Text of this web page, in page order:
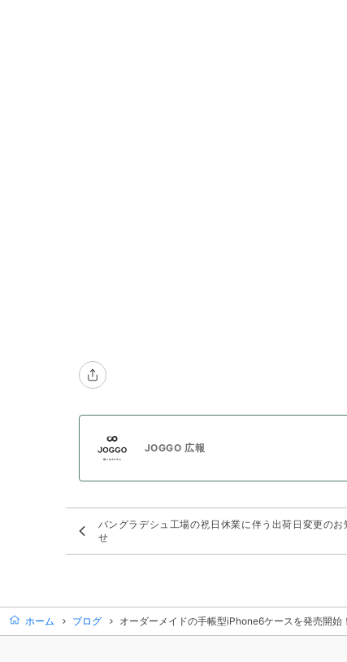
JOGGO 広報
バングラデシュ工場の祝日休業に伴う出荷日変更のお
せ
ホーム ブログ オーダーメイドの手帳型iPhone6ケースを発売開始！